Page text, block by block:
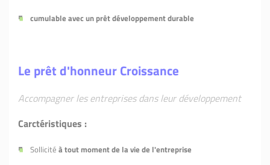
cumulable avec un prêt développement durable
Le prêt d'honneur Croissance
Accompagner les entreprises dans leur développement
Carctéristiques :
Sollicité à tout moment de la vie de l'entreprise